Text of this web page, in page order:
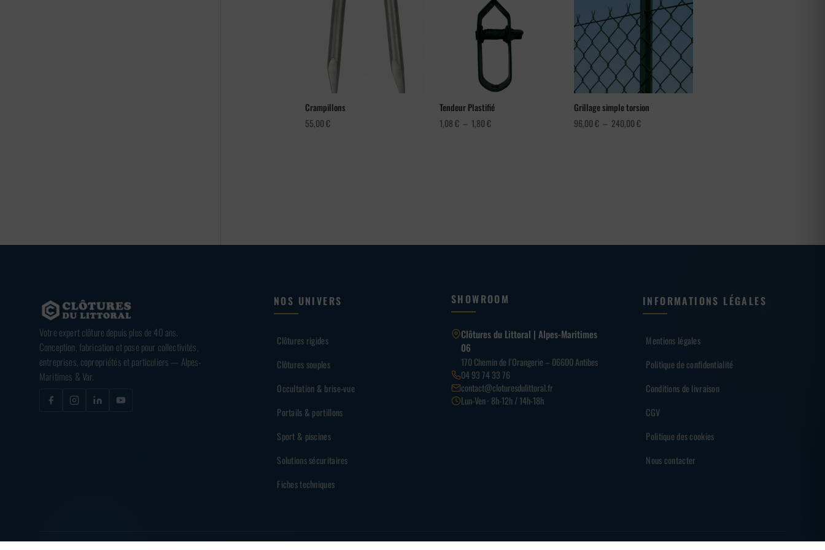
Crampillons
55,00€
Tendeur Plastifié
1,08€ – 1,80€Plage
Grillage simple torsion
96,00€ – 240,00€Plage
Votre expert clôture depuis plus de 40 ans.
Conception, fabrication et pose pour collectivités,
entreprises, copropriétés et particuliers — Alpes-
Maritimes & Var.
NOS UNIVERS
Clôtures rigides
Clôtures souples
Occultation & brise-vue
Portails & portillons
Sport & piscines
Solutions sécuritaires
Fiches techniques
SHOWROOM
Clôtures du Littoral | Alpes-Maritimes
06
170 Chemin de l’Orangerie – 06600 Antibes
04 93 74 33 76
contact@cloturesdulittoral.fr
Lun-Ven · 8h-12h / 14h-18h
INFORMATIONS LÉGALES
Mentions légales
Politique de confidentialité
Conditions de livraison
CGV
Politique des cookies
Nous contacter